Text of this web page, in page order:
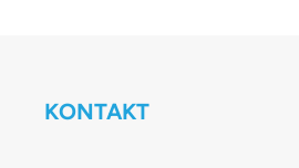
KONTAKT